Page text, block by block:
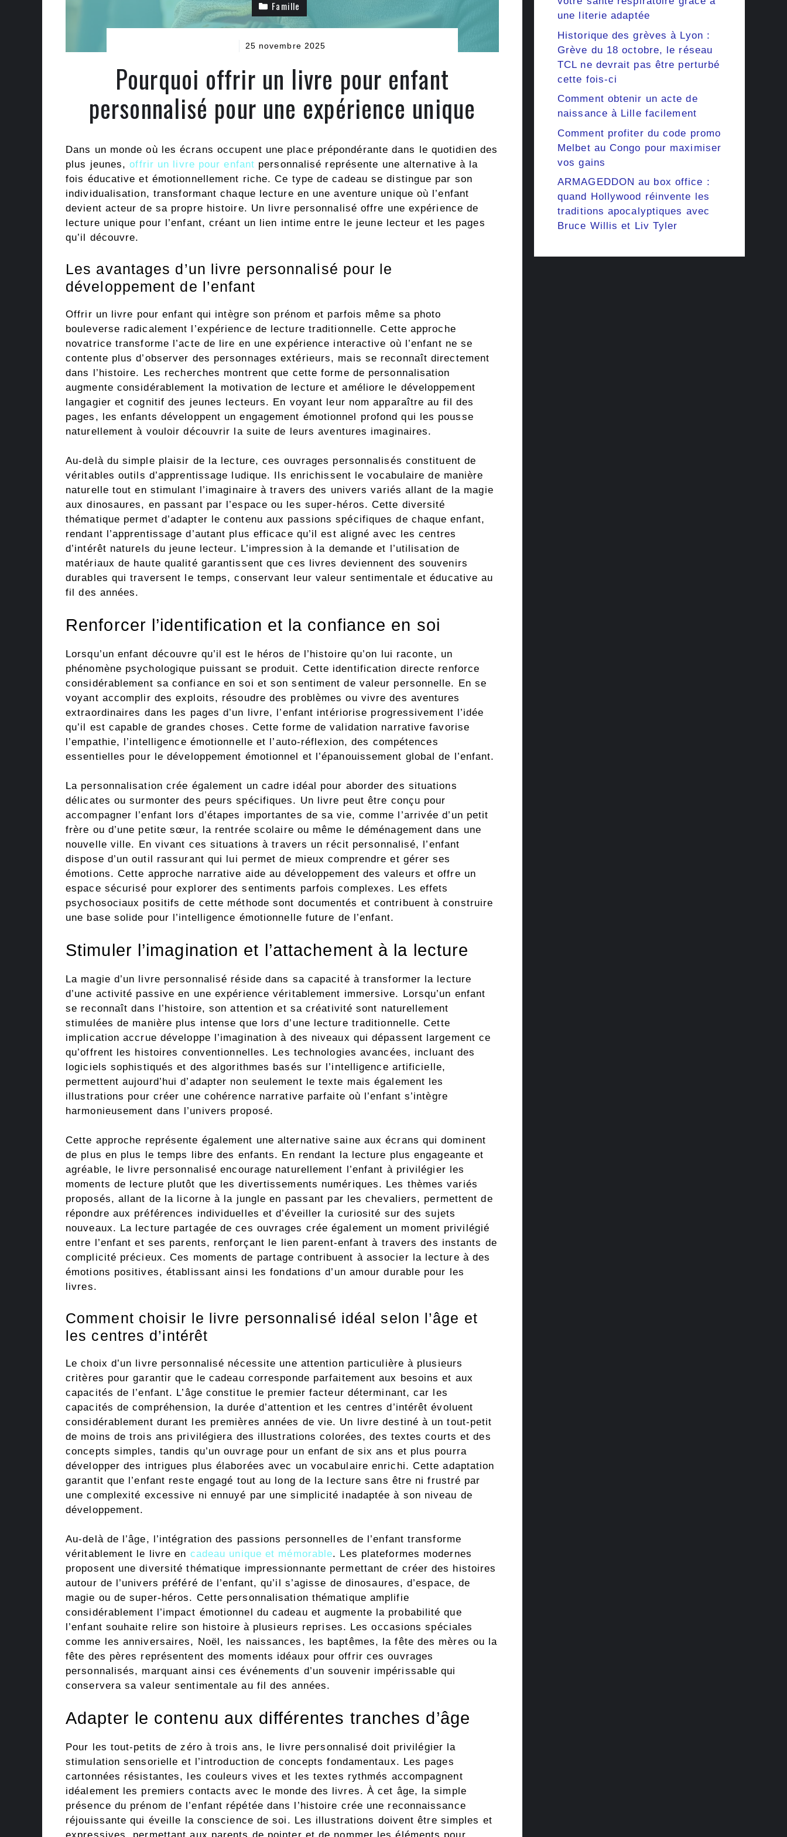
Famille
25 novembre 2025
Pourquoi offrir un livre pour enfant
personnalisé pour une expérience unique
Dans un monde où les écrans occupent une place prépondérante dans le quotidien des
plus jeunes,offrir un livre pour enfant personnalisé représente une alternative à la
fois éducative et émotionnellement riche. Ce type de cadeau se distingue par son
individualisation, transformant chaque lecture en une aventure unique où l’enfant
devient acteur de sa propre histoire. Un livre personnalisé offre une expérience de
lecture unique pour l’enfant, créant un lien intime entre le jeune lecteur et les pages
qu’il découvre.
Les avantages d’un livre personnalisé pour le
développement de l’enfant
Offrir un livre pour enfant qui intègre son prénom et parfois même sa photo
bouleverse radicalement l’expérience de lecture traditionnelle. Cette approche
novatrice transforme l’acte de lire en une expérience interactive où l’enfant ne se
contente plus d’observer des personnages extérieurs, mais se reconnaît directement
dans l’histoire. Les recherches montrent que cette forme de personnalisation
augmente considérablement la motivation de lecture et améliore le développement
langagier et cognitif des jeunes lecteurs. En voyant leur nom apparaître au fil des
pages, les enfants développent un engagement émotionnel profond qui les pousse
naturellement à vouloir découvrir la suite de leurs aventures imaginaires.
Au-delà du simple plaisir de la lecture, ces ouvrages personnalisés constituent de
véritables outils d’apprentissage ludique. Ils enrichissent le vocabulaire de manière
naturelle tout en stimulant l’imaginaire à travers des univers variés allant de la magie
aux dinosaures, en passant par l’espace ou les super-héros. Cette diversité
thématique permet d’adapter le contenu aux passions spécifiques de chaque enfant,
rendant l’apprentissage d’autant plus efficace qu’il est aligné avec les centres
d’intérêt naturels du jeune lecteur. L’impression à la demande et l’utilisation de
matériaux de haute qualité garantissent que ces livres deviennent des souvenirs
durables qui traversent le temps, conservant leur valeur sentimentale et éducative au
fil des années.
Renforcer l’identification et la confiance en soi
Lorsqu’un enfant découvre qu’il est le héros de l’histoire qu’on lui raconte, un
phénomène psychologique puissant se produit. Cette identification directe renforce
considérablement sa confiance en soi et son sentiment de valeur personnelle. En se
voyant accomplir des exploits, résoudre des problèmes ou vivre des aventures
extraordinaires dans les pages d’un livre, l’enfant intériorise progressivement l’idée
qu’il est capable de grandes choses. Cette forme de validation narrative favorise
l’empathie, l’intelligence émotionnelle et l’auto-réflexion, des compétences
essentielles pour le développement émotionnel et l’épanouissement global de l’enfant.
La personnalisation crée également un cadre idéal pour aborder des situations
délicates ou surmonter des peurs spécifiques. Un livre peut être conçu pour
accompagner l’enfant lors d’étapes importantes de sa vie, comme l’arrivée d’un petit
frère ou d’une petite sœur, la rentrée scolaire ou même le déménagement dans une
nouvelle ville. En vivant ces situations à travers un récit personnalisé, l’enfant
dispose d’un outil rassurant qui lui permet de mieux comprendre et gérer ses
émotions. Cette approche narrative aide au développement des valeurs et offre un
espace sécurisé pour explorer des sentiments parfois complexes. Les effets
psychosociaux positifs de cette méthode sont documentés et contribuent à construire
une base solide pour l’intelligence émotionnelle future de l’enfant.
Stimuler l’imagination et l’attachement à la lecture
La magie d’un livre personnalisé réside dans sa capacité à transformer la lecture
d’une activité passive en une expérience véritablement immersive. Lorsqu’un enfant
se reconnaît dans l’histoire, son attention et sa créativité sont naturellement
stimulées de manière plus intense que lors d’une lecture traditionnelle. Cette
implication accrue développe l’imagination à des niveaux qui dépassent largement ce
qu’offrent les histoires conventionnelles. Les technologies avancées, incluant des
logiciels sophistiqués et des algorithmes basés sur l’intelligence artificielle,
permettent aujourd’hui d’adapter non seulement le texte mais également les
illustrations pour créer une cohérence narrative parfaite où l’enfant s’intègre
harmonieusement dans l’univers proposé.
Cette approche représente également une alternative saine aux écrans qui dominent
de plus en plus le temps libre des enfants. En rendant la lecture plus engageante et
agréable, le livre personnalisé encourage naturellement l’enfant à privilégier les
moments de lecture plutôt que les divertissements numériques. Les thèmes variés
proposés, allant de la licorne à la jungle en passant par les chevaliers, permettent de
répondre aux préférences individuelles et d’éveiller la curiosité sur des sujets
nouveaux. La lecture partagée de ces ouvrages crée également un moment privilégié
entre l’enfant et ses parents, renforçant le lien parent-enfant à travers des instants de
complicité précieux. Ces moments de partage contribuent à associer la lecture à des
émotions positives, établissant ainsi les fondations d’un amour durable pour les
livres.
Comment choisir le livre personnalisé idéal selon l’âge et
les centres d’intérêt
Le choix d’un livre personnalisé nécessite une attention particulière à plusieurs
critères pour garantir que le cadeau corresponde parfaitement aux besoins et aux
capacités de l’enfant. L’âge constitue le premier facteur déterminant, car les
capacités de compréhension, la durée d’attention et les centres d’intérêt évoluent
considérablement durant les premières années de vie. Un livre destiné à un tout-petit
de moins de trois ans privilégiera des illustrations colorées, des textes courts et des
concepts simples, tandis qu’un ouvrage pour un enfant de six ans et plus pourra
développer des intrigues plus élaborées avec un vocabulaire enrichi. Cette adaptation
garantit que l’enfant reste engagé tout au long de la lecture sans être ni frustré par
une complexité excessive ni ennuyé par une simplicité inadaptée à son niveau de
développement.
Au-delà de l’âge, l’intégration des passions personnelles de l’enfant transforme
véritablement le livre en cadeau unique et mémorable. Les plateformes modernes
proposent une diversité thématique impressionnante permettant de créer des histoires
autour de l’univers préféré de l’enfant, qu’il s’agisse de dinosaures, d’espace, de
magie ou de super-héros. Cette personnalisation thématique amplifie
considérablement l’impact émotionnel du cadeau et augmente la probabilité que
l’enfant souhaite relire son histoire à plusieurs reprises. Les occasions spéciales
comme les anniversaires, Noël, les naissances, les baptêmes, la fête des mères ou la
fête des pères représentent des moments idéaux pour offrir ces ouvrages
personnalisés, marquant ainsi ces événements d’un souvenir impérissable qui
conservera sa valeur sentimentale au fil des années.
Adapter le contenu aux différentes tranches d’âge
Pour les tout-petits de zéro à trois ans, le livre personnalisé doit privilégier la
stimulation sensorielle et l’introduction de concepts fondamentaux. Les pages
cartonnées résistantes, les couleurs vives et les textes rythmés accompagnent
idéalement les premiers contacts avec le monde des livres. À cet âge, la simple
présence du prénom de l’enfant répétée dans l’histoire crée une reconnaissance
réjouissante qui éveille la conscience de soi. Les illustrations doivent être simples et
expressives, permettant aux parents de pointer et de nommer les éléments pour
une literie adaptée
Historique des grèves à Lyon :
Grève du 18 octobre, le réseau
TCL ne devrait pas être perturbé
cette fois-ci
Comment obtenir un acte de
naissance à Lille facilement
Comment profiter du code promo
Melbet au Congo pour maximiser
vos gains
ARMAGEDDON au box office :
quand Hollywood réinvente les
traditions apocalyptiques avec
Bruce Willis et Liv Tyler